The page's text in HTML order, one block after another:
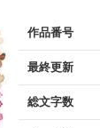
作品番号
最終更新
総文字数